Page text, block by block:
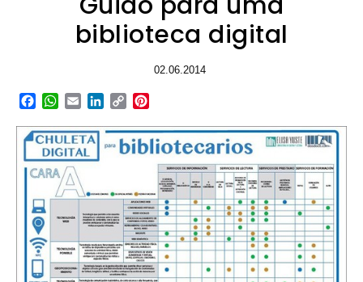
biblioteca digital
02.06.2014
Facebook
WhatsApp
EmailLinkedIn
Copy